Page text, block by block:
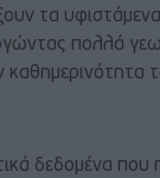
τα
πολλά
καθημερινότητα
δεδομένα που